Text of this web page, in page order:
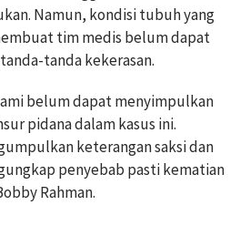
Namun, kondisi tubuh yang
tim medis belum dapat
tanda kekerasan.
belum dapat menyimpulkan
pidana dalam kasus ini.
keterangan saksi dan
penyebab pasti kematian
Rahman.